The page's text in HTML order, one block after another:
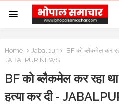
Home Jabalpur
BF को ब्लैकमेल कर
JABALPUR NEWS
BF को ब्लैकमेल कर रहा
हत्या कर दी -